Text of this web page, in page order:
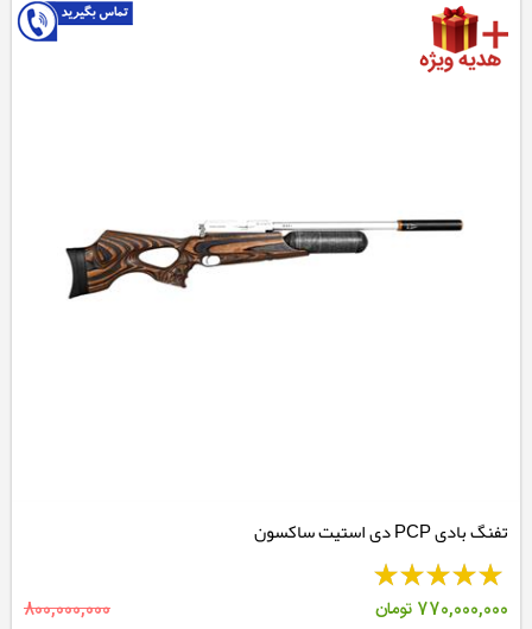
تفنگ بادی PCP دی استیت ساکسون
770,000,000 تومان 800,000,000